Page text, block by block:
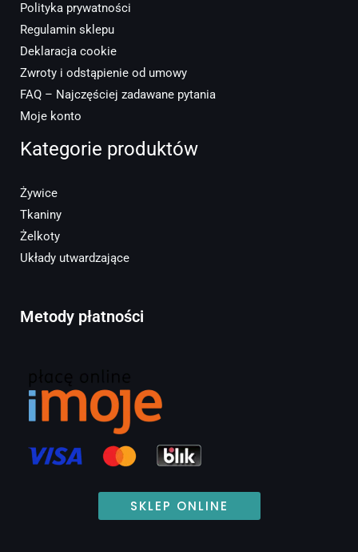
Polityka prywatności
Regulamin sklepu
Deklaracja cookie
Zwroty i odstąpienie od umowy
FAQ – Najczęściej zadawane pytania
Moje konto
Kategorie produktów
Żywice
Tkaniny
Żelkoty
Układy utwardzające
Metody płatności
SKLEP ONLINE